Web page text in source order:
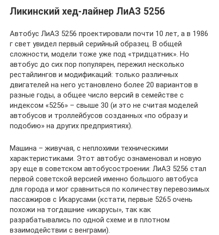
Ликинский хед-лайнер ЛиАЗ 5256
Автобус ЛиАЗ 5256 проектировали почти 10 лет, а в 1986
г свет увидел первый серийный образец. В общей
сложности, модели тоже уже под «тридцатник». Но
автобус до сих пор популярен, пережил несколько
рестайлингов и модификаций: только различных
двигателей на него установлено более 20 вариантов в
разные годы, а общее число версий в семействе с
индексом «5256» – свыше 30 (и это не считая моделей
автобусов и троллейбусов созданных «по образу и
подобию» на других предприятиях).
Машина – живучая, с неплохими техническими
характеристиками. Этот автобус ознаменовал и новую
эру еще в советском автобусостроении: ЛиАЗ 5256 стал
первой советской версией именно большого автобуса
для города и мог сравниться по количеству перевозимых
пассажиров с Икарусами (кстати, первые 5265 очень
похожи на тогдашние «икарусы», так как
разрабатывались по одной схеме и в плотном
взаимодействии с венграми).